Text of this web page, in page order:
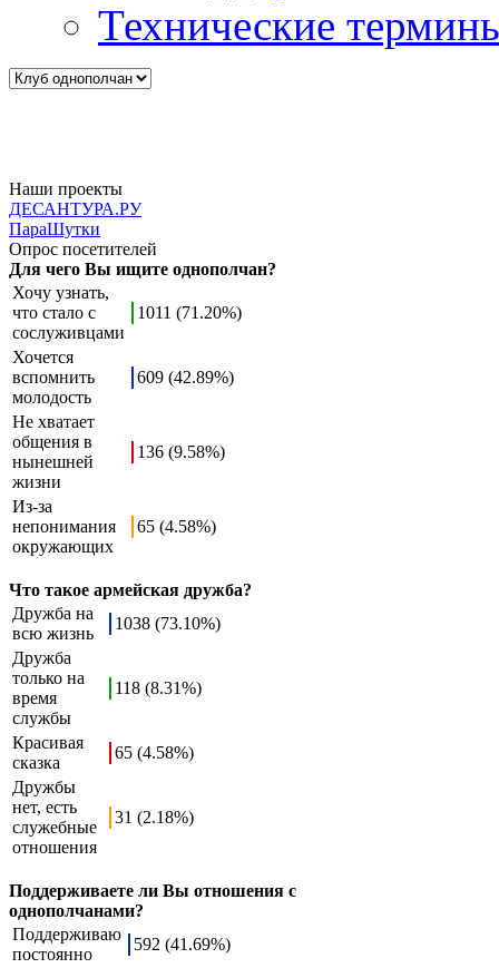
Технические
Наши проекты
ДЕСАНТУРА.РУ
ПараШутки
Опрос посетителей
Для чего Вы ищите однополчан?
Хочу узнать,
что стало с
сослуживцами
1011 (71.20%)
Хочется
вспомнить
молодость
609 (42.89%)
Не хватает
общения в
нынешней
жизни
136 (9.58%)
Из-за
непонимания
окружающих
65 (4.58%)
Что такое армейская дружба?
Дружба на
всю жизнь
1038 (73.10%)
Дружба
только на
время
службы
118 (8.31%)
Красивая
сказка
65 (4.58%)
Дружбы
нет, есть
служебные
отношения
31 (2.18%)
Поддерживаете ли Вы отношения с
однополчанами?
Поддерживаю
постоянно
592 (41.69%)